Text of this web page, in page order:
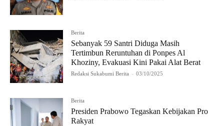
Berita
Sebanyak 59 Santri Diduga Masih
Tertimbun Reruntuhan di Ponpes Al
Khoziny, Evakuasi Kini Pakai Alat Berat
Redaksi Sukabumi Berita - 03/10/2025
Berita
Presiden Prabowo Tegaskan Kebijakan Pro
Rakyat